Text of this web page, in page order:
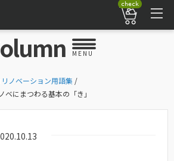
check
MENU
リノベーション用語集 /
にまつわる基本の「き」